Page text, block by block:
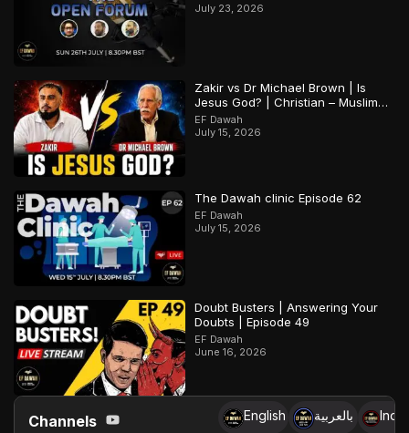
July 23, 2026
Zakir vs Dr Michael Brown | Is
Jesus God? | Christian – Muslim
Debate
EF Dawah
July 15, 2026
The Dawah clinic Episode 62
EF Dawah
July 15, 2026
Doubt Busters | Answering Your
Doubts | Episode 49
EF Dawah
June 16, 2026
Channels English بالعربية